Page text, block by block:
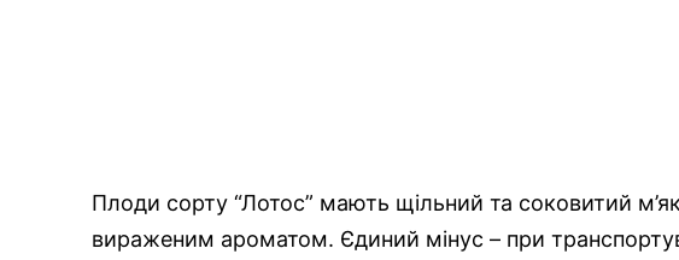
Плоди сорту “Лотос” мають щільний та соковитий
вираженим ароматом. Єдиний мінус – при